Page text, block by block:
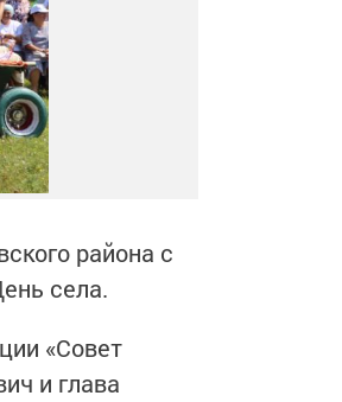
района с
села.
«Совет
и глава